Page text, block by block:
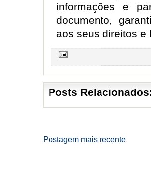
informações e
documento,
aos seus direitos e
Posts
Postagem mais recente